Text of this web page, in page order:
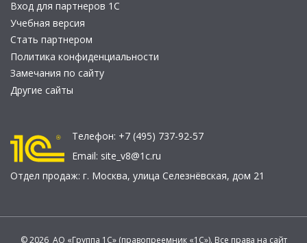
Вход для партнеров 1С
Учебная версия
Стать партнером
Политика конфиденциальности
Замечания по сайту
Другие сайты
Телефон: +7 (495) 737-92-57
Email: site_v8@1c.ru
Отдел продаж: г. Москва, улица Селезнёвская, дом 21
© 2026 АО «Группа 1С» (правопреемник «1С»). Все права на сайт